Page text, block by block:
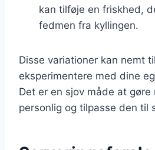
kan tilføje en friskhed,
fedmen fra kyllingen.
Disse variationer kan nemt
eksperimentere med dine
Det er en sjov måde at gøre
personlig og tilpasse den til